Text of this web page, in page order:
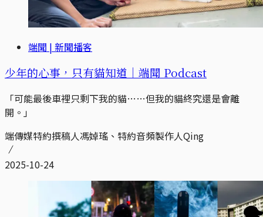
端聞 | 新聞播客
少年的心事，只有貓知道｜端聞 Podcast
「可能最後車裡只剩下我的貓……但我的貓終究還是會離
開。」
端傳媒特約撰稿人馮婥瑤、特約音頻製作人Qing
2025-10-24